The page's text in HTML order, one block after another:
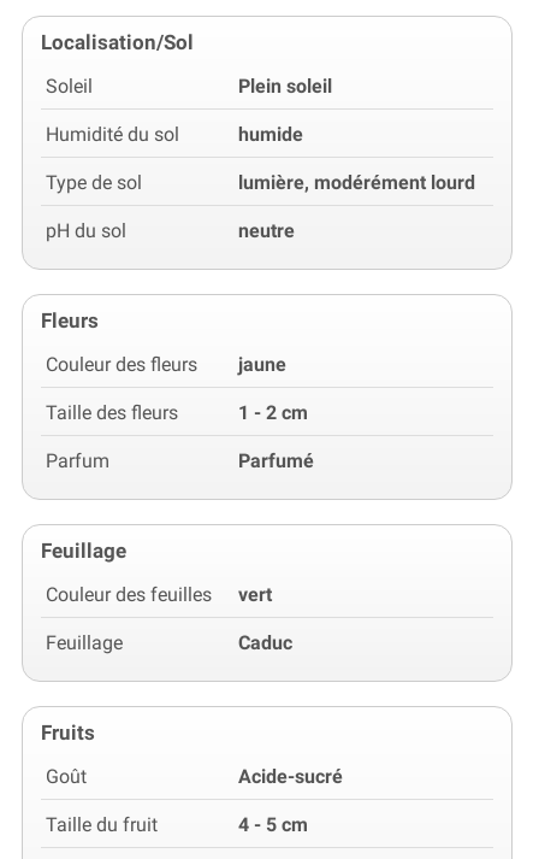
Localisation/Sol
Soleil Plein soleil
Humidité du sol humide
Type de sol lumière, modérément lourd
pH du sol neutre
Fleurs
Couleur des fleurs jaune
Taille des fleurs 1 - 2 cm
Parfum Parfumé
Feuillage
Couleur des feuilles vert
Feuillage Caduc
Fruits
Goût Acide-sucré
Taille du fruit 4 - 5 cm